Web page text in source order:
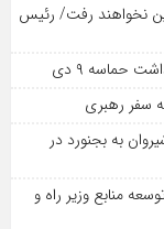
نخواهند رفت/ رئیس
حماسه ۹ دی
سفر رهبری
به بجنورد در
منابع وزیر راه و